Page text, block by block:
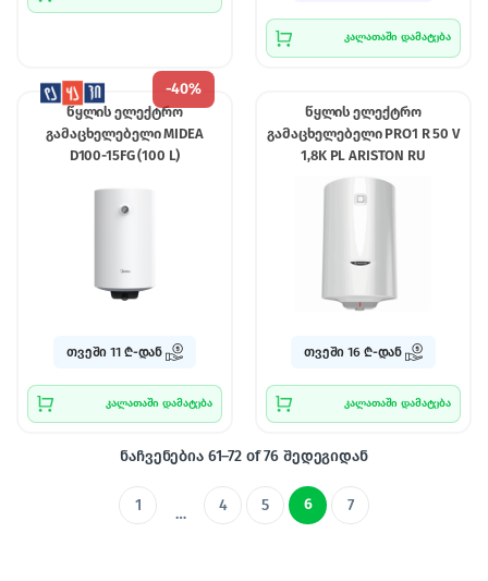
კალათაში დამატება
-40%
წყლის ელექტრო
გამაცხელებელი MIDEA
D100-15FG (100 L)
თვეში 11 ₾-დან
კალათაში დამატება
წყლის ელექტრო
გამაცხელებელი PRO1 R 50 V
1,8K PL ARISTON RU
თვეში 16 ₾-დან
კალათაში დამატება
ნაჩვენებია 61–72 of 76 შედეგიდან
1 … 4 5 6 7